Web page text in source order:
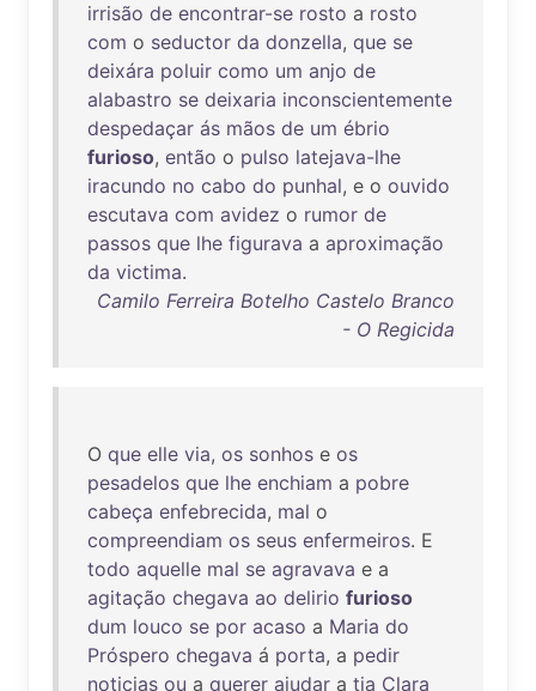
irrisão de encontrar-se rosto a rosto
com o seductor da donzella, que se
deixára poluir como um anjo de
alabastro se deixaria inconscientemente
despedaçar ás mãos de um ébrio
furioso, então o pulso latejava-lhe
iracundo no cabo do punhal, e o ouvido
escutava com avidez o rumor de
passos que lhe figurava a aproximação
da victima.
Camilo Ferreira Botelho Castelo Branco
- O Regicida
O que elle via, os sonhos e os
pesadelos que lhe enchiam a pobre
cabeça enfebrecida, mal o
compreendiam os seus enfermeiros. E
todo aquelle mal se agravava e a
agitação chegava ao delirio furioso
dum louco se por acaso a Maria do
Próspero chegava á porta, a pedir
noticias ou a querer ajudar a tia Clara